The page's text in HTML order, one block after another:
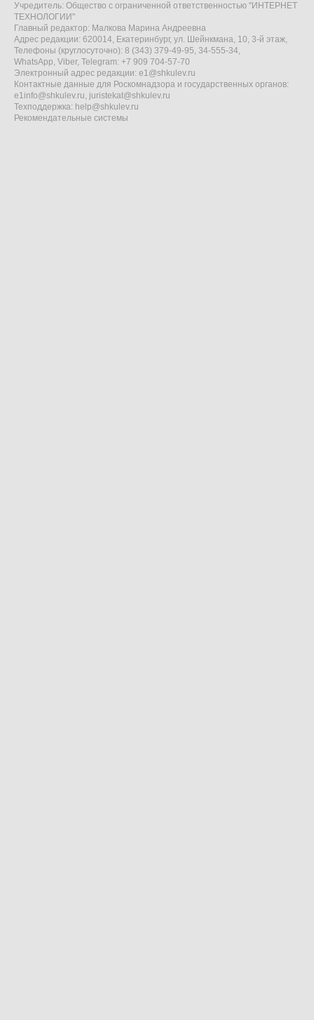
Учредитель: Общество с ограниченной ответственностью "ИНТЕРНЕТ
ТЕХНОЛОГИИ"
Главный редактор: Малкова Марина Андреевна
Адрес редакции: 620014, Екатеринбург, ул. Шейнкмана, 10, 3-й этаж,
Телефоны (круглосуточно): 8 (343) 379-49-95, 34-555-34,
WhatsApp, Viber, Telegram: +7 909 704-57-70
Электронный адрес редакции: e1@shkulev.ru
Контактные данные для Роскомнадзора и государственных органов:
e1info@shkulev.ru, juristekat@shkulev.ru
Техподдержка: help@shkulev.ru
Рекомендательные системы